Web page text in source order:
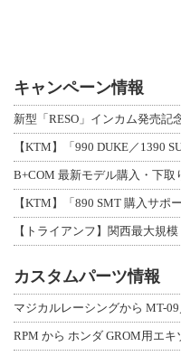
キャンペーン情報
【KTM】「990 DUKE／1390
【KTM】「890 SMT 購入サポ
カスタムパーツ情報